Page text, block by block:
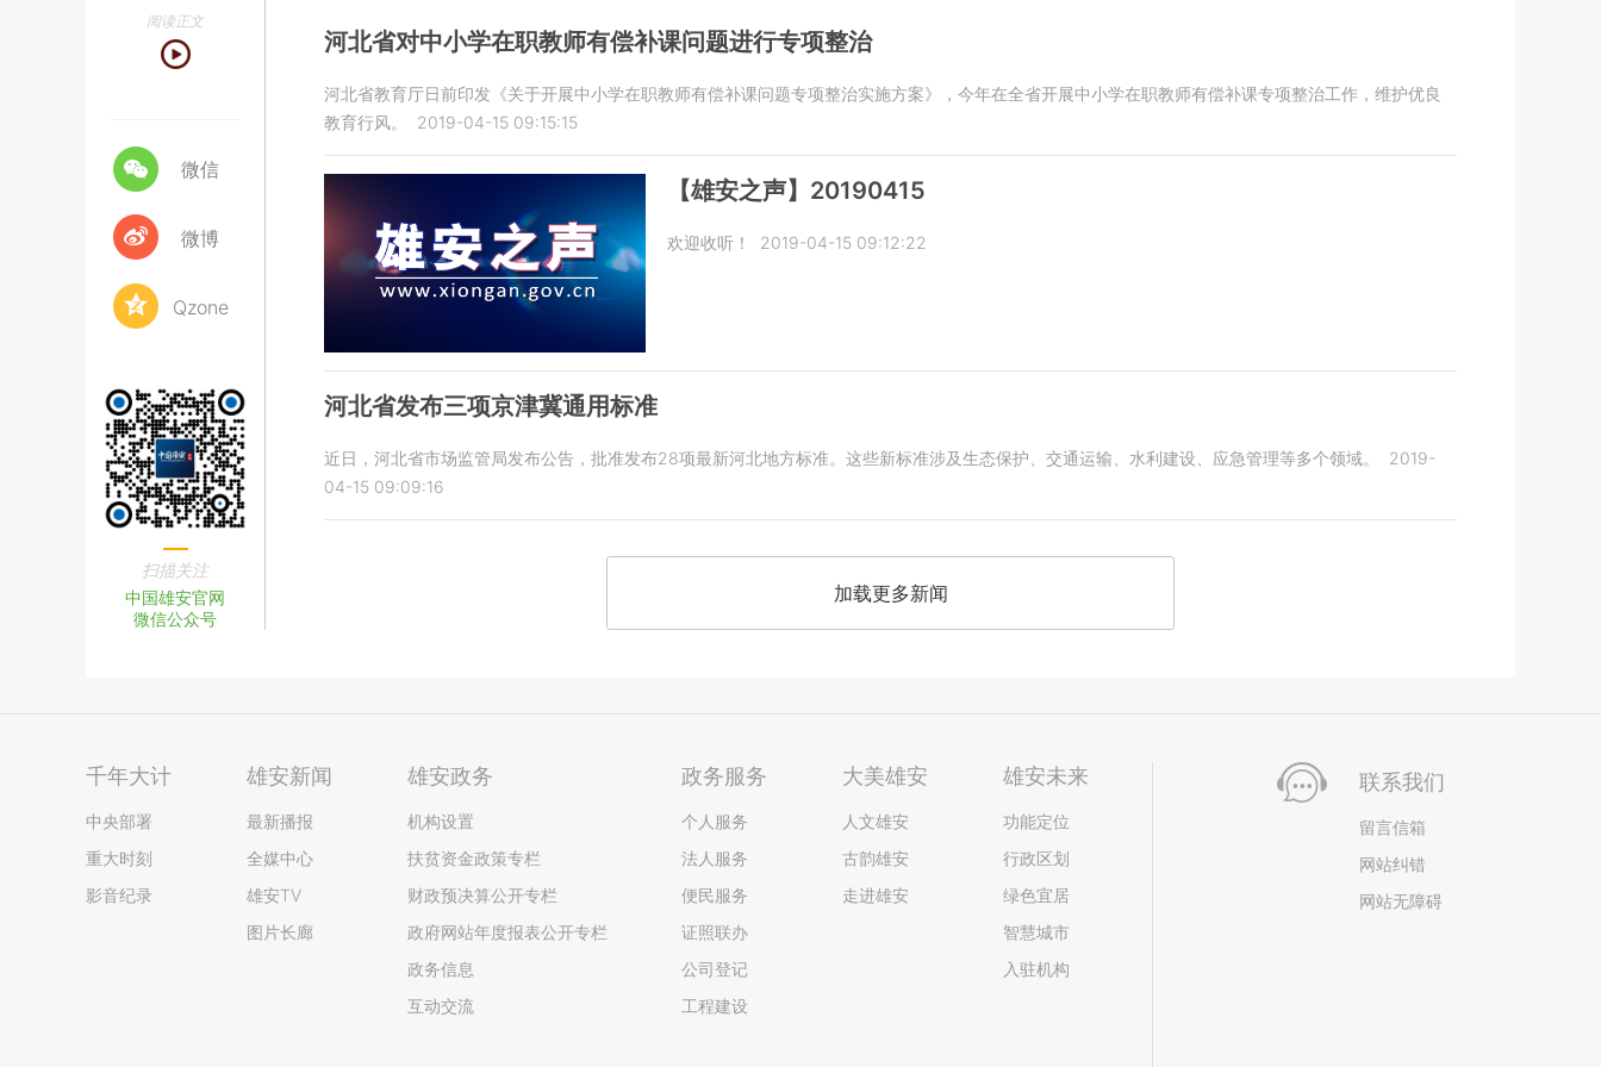
阅读正文
微信
微博
Qzone
扫描关注
中国雄安官网
微信公众号
河北省对中小学在职教师有偿补课问题进行专项整治
河北省教育厅日前印发《关于开展中小学在职教师有偿补课问题专项整治实施方案》，今年在全省开展中小学在职教师有偿补课专项整治工作，维护优良
教育行风。
2019-04-15 09:15:15
【雄安之声】20190415
欢迎收听！ 2019-04-15 09:12:22
河北省发布三项京津冀通用标准
近日，河北省市场监管局发布公告，批准发布28项最新河北地方标准。这些新标准涉及生态保护、交通运输、水利建设、应急管理等多个领域。
2019-
04-15 09:09:16
加载更多新闻
千年大计
中央部署
重大时刻
影音纪录
雄安新闻
最新播报
全媒中心
雄安TV
图片长廊
雄安政务
机构设置
扶贫资金政策专栏
财政预决算公开专栏
政府网站年度报表公开专栏
政务信息
互动交流
政务服务
个人服务
法人服务
便民服务
证照联办
公司登记
工程建设
大美雄安
人文雄安
古韵雄安
走进雄安
雄安未来
功能定位
行政区划
绿色宜居
智慧城市
入驻机构
联系我们
留言信箱
网站纠错
网站无障碍